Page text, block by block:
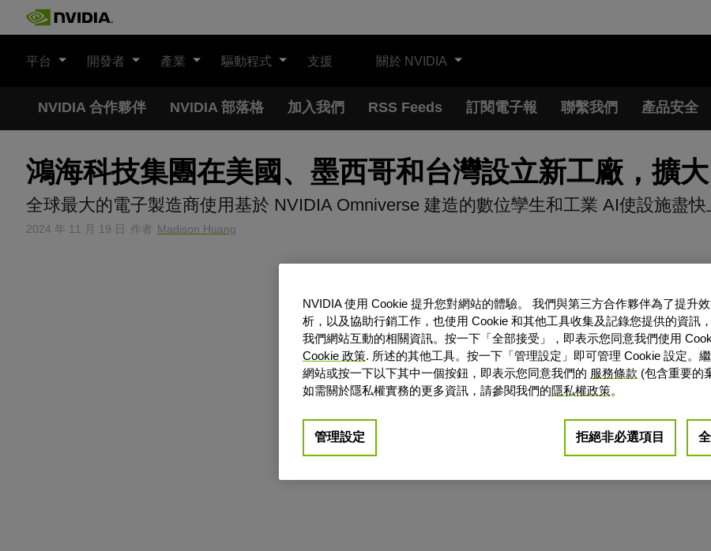
平台 開發者 產業 驅動程式 支援 關於 NVIDIA
NVIDIA 合作夥伴 NVIDIA 部落格 加入我們 RSS Feeds 訂閱電子報 聯繫我們 產品安全
鴻海科技集團在美國、墨西哥和台灣設立新工廠，擴
全球最大的電子製造商使用基於 NVIDIA Omniverse 建造的數位孿生和工業 AI使設施盡快
2024 年 11 月 19 日 作者 Madison Huang
NVIDIA 使用 Cookie 提升您對網站的體驗。 我們與第三方合作夥伴為了提升
析，以及協助行銷工作，也使用 Cookie 和其他工具收集及記錄您提供的資訊
我們網站互動的相關資訊。按一下「全部接受」，即表示您同意我們使用
Cookie 政策. 所述的其他工具。按一下「管理設定」即可管理 Cookie 設定。
網站或按一下以下其中一個按鈕，即表示您同意我們的 服務條款 (包含重要的
如需關於隱私權實務的更多資訊，請參閱我們的隱私權政策。
管理設定 拒絕非必選項目